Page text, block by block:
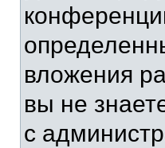
вложения
вы не
с